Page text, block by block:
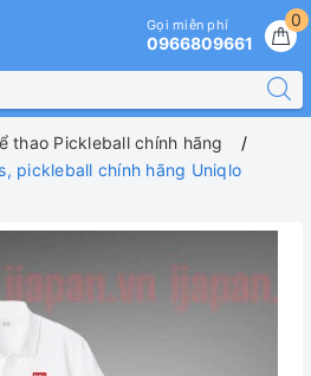
0
Gọi miễn phí
0966809661
thao Pickleball chính hãng
pickleball chính hãng Uniqlo